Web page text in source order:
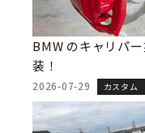
BMW のキャリパ
装！
2026-07-29 カスタム